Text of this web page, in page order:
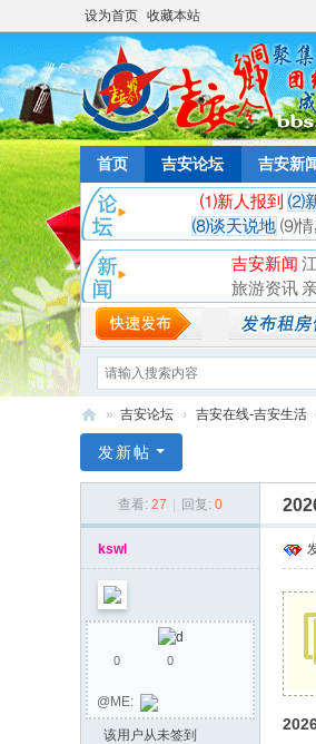
设为首页 收藏本站
首页 吉安论坛 吉安新
⑴新人报到 ⑵
⑻谈天说地 ⑼情
吉安新闻
旅游资讯
安
» 吉安论坛 › 吉安在线-吉安生活
发新帖
查看: 27 回复: 0
kswl
0 0
@ME:
该用户从未签到